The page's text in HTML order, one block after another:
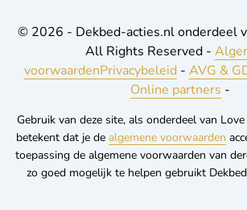
© 2026 - Dekbed-acties.nl onderdeel
All Rights Reserved -
voorwaardenPrivacybeleid- AVG &
Online partners -
Gebruik van deze site, als onderdeel van
betekent dat je de algemene voorwaarden
toepassing de algemene voorwaarden van
zo goed mogelijk te helpen gebruikt